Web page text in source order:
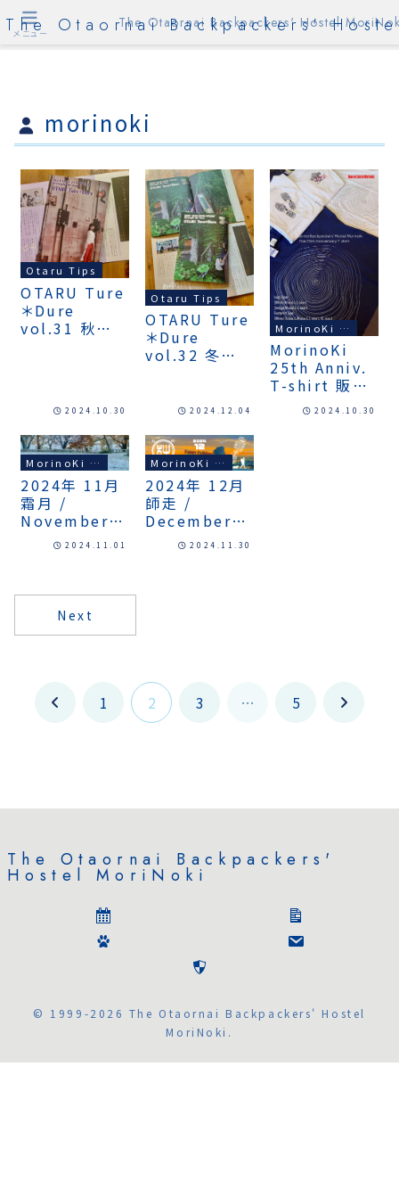
The Otaornai Backpackers'
morinoki
Otaru Tips
OTARU Ture
＊Dure
vol.31 秋号
2024.10.30
Otaru Tips
OTARU Ture
＊Dure
vol.32 冬号
2024.12.04
MorinoKi News
MorinoKi
25th Anniv.
T-shirt 販売
2024.10.30
MorinoKi News
2024年 11月
霜月 /
November
2024 2024.11.01
MorinoKi News
2024年 12月
師走 /
December
2024 2024.11.30
Next
前
1 2 3 … 5
次
The Otaornai Backpackers'
Hostel MoriNoki
© 1999-2026 The Otaornai Backpackers' Hostel
MoriNoki.
メニュー
The Otaornai Backpackers' Hostel